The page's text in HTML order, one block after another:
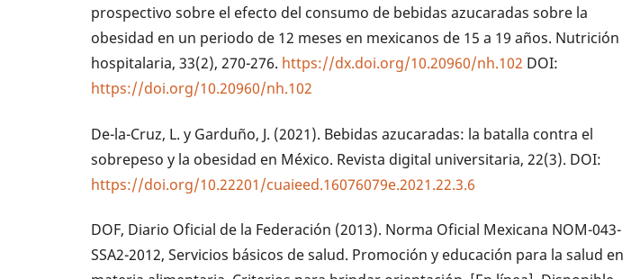
prospectivo sobre el efecto del consumo de bebidas azucaradas sobre la
obesidad en un periodo de 12 meses en mexicanos de 15 a 19 años. Nutrición
hospitalaria, 33(2), 270-276. https://dx.doi.org/10.20960/nh.102 DOI:
https://doi.org/10.20960/nh.102
De-la-Cruz, L. y Garduño, J. (2021). Bebidas azucaradas: la batalla contra el
sobrepeso y la obesidad en México. Revista digital universitaria, 22(3). DOI:
https://doi.org/10.22201/cuaieed.16076079e.2021.22.3.6
DOF, Diario Oficial de la Federación (2013). Norma Oficial Mexicana NOM-043-
SSA2-2012, Servicios básicos de salud. Promoción y educación para la salud en